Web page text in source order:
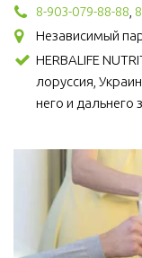
8-903-079-88-88
Независимый
HERBALIFE
лоруссия,
него и дальнего